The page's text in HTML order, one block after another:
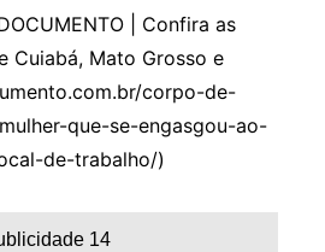
| Confira as
Cuiabá, Mato Grosso e
corpo-de-
que-se-engasgou-ao-
de-trabalho/)
14